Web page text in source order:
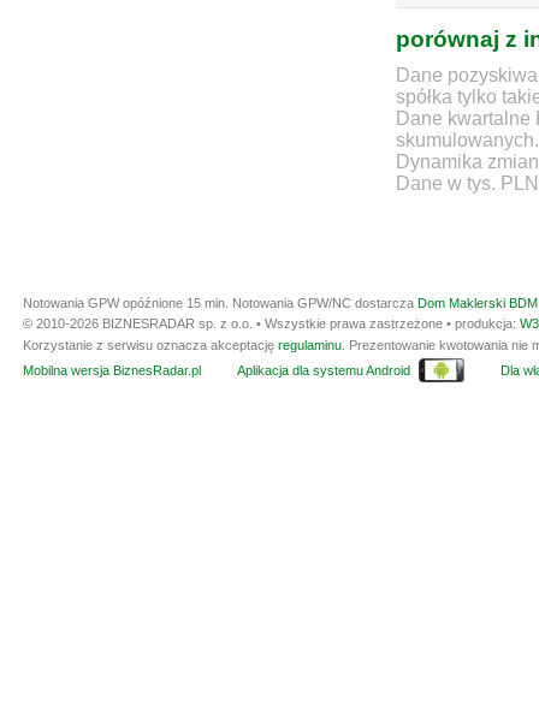
porównaj z
Dane
spółka tylko
Dane
skumulowanych.
Dynamika
Dane w tys. PLN
Notowania GPW opóźnione 15 min. Notowania GPW/NC dostarcza Dom Maklerski
© 2010-2026 BIZNESRADAR sp. z o.o. • Wszystkie prawa zastrzeżone • produkcja:
Korzystanie z serwisu oznacza akceptację regulaminu . Prezentowanie kwotowania
Mobilna wersja BiznesRadar.pl
Aplikacja dla systemu Android Dla